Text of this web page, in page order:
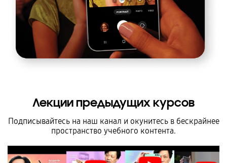
Лекции предыдущих курсов
Подписывайтесь на наш канал и окунитесь в бескрайнее
пространство учебного контента.